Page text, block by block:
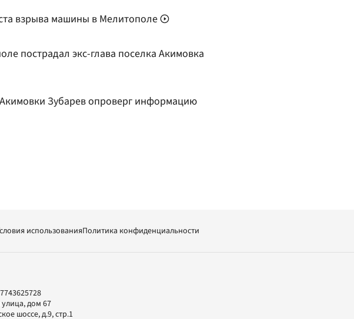
взрыва машины в Мелитополе
пострадал экс-глава поселка Акимовка
Зубарев опроверг информацию
использованияПолитика конфиденциальности
улица, дом 67
шоссе, д.9, стр.1